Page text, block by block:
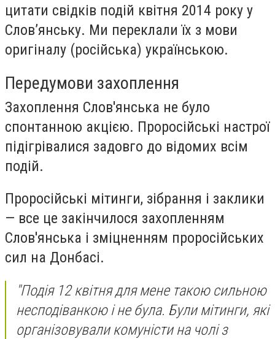
цитати свідків подій квітня 2014 року у
Слов’янську. Ми переклали їх з мови
оригіналу (російська) українською.
Передумови захоплення
Захоплення Слов'янська не було
спонтанною акцією. Проросійські настрої
підігрівалися задовго до відомих всім
подій.
Проросійські мітинги, зібрання і заклики
— все це закінчилося захопленням
Слов'янська і зміцненням проросійських
сил на Донбасі.
"Подія 12 квітня для мене такою сильною
несподіванкою і не була. Були мітинги, які
організовували комуністи на чолі з